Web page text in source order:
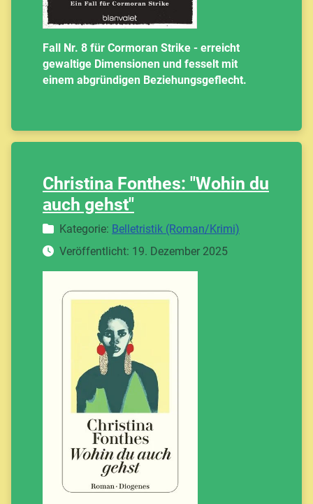
Fall Nr. 8 für Cormoran Strike - erreicht
gewaltige Dimensionen und fesselt mit
einem abgründigen Beziehungsgeflecht.
Christina Fonthes: "Wohin du
auch gehst"
DetailsKategorie: Belletristik (Roman/Krimi)
Veröffentlicht: 19. Dezember 2025